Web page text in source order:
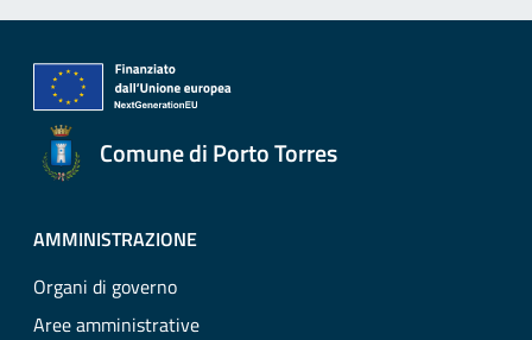
Comune di Porto Torres
AMMINISTRAZIONE
Organi di governo
Aree amministrative